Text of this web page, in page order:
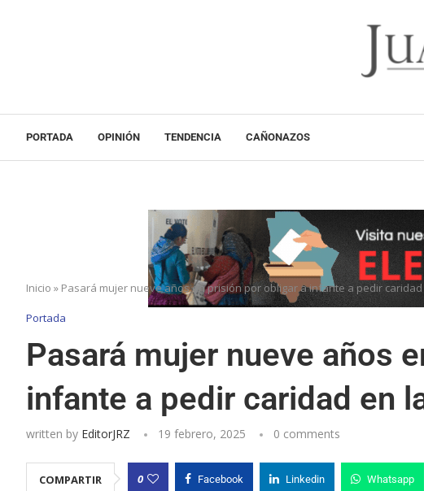
PORTADA OPINIÓN TENDENCIA CAÑONAZOS
Inicio » Pasará mujer nueve años en prisión por obligar a infante a pedir
Portada
Pasará mujer nueve años
infante a pedir caridad en
written by EditorJRZ 19 febrero, 2025 0 comments
COMPARTIR 0 Facebook Linkedin Whatsapp